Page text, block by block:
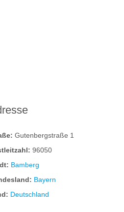
Gutenbergstraße 1
96050
Bamberg
Bayern
Deutschland